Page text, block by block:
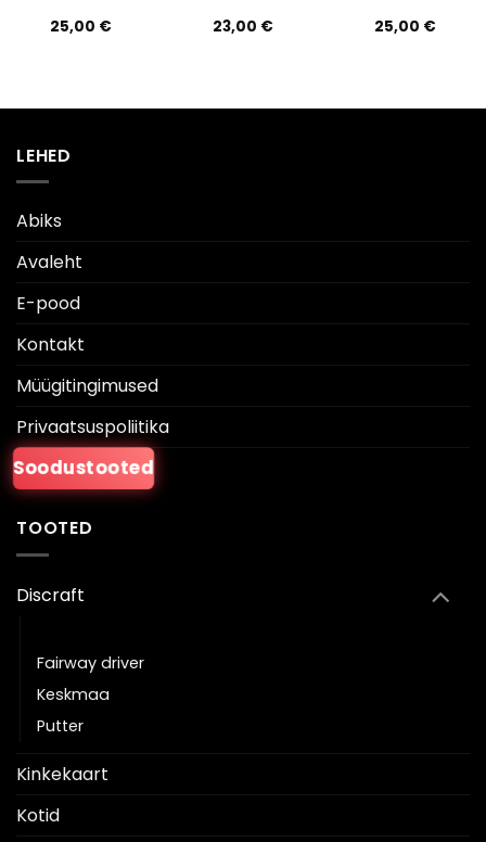
25,00 € 23,00 €
25,00 €
LEHED
Abiks
Avaleht
E-pood
Kontakt
Müügitingimused
Privaatsuspoliitika
Soodustooted
TOOTED
Discraft
Fairway driver
Keskmaa
Putter
Kinkekaart
Kotid